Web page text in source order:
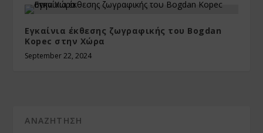
Εγκαίνια έκθεσης ζωγραφικής του Bogdan
Kopec στην Χώρα
September 22, 2024